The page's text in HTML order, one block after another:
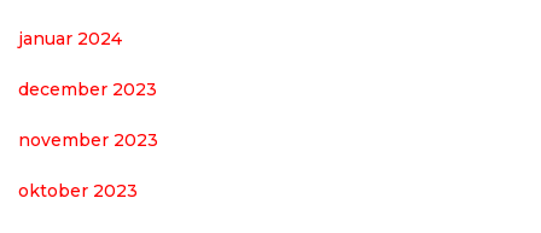
januar 2024
december 2023
november 2023
oktober 2023